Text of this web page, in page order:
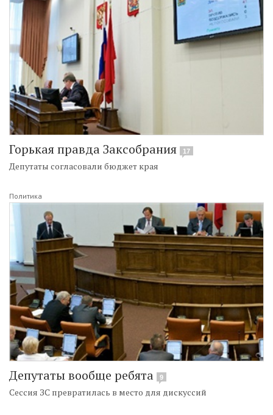
Горькая правда Заксобрания 17
Депутаты согласовали бюджет края
Политика
Депутаты вообще ребята 9
Сессия ЗС превратилась в место для дискуссий